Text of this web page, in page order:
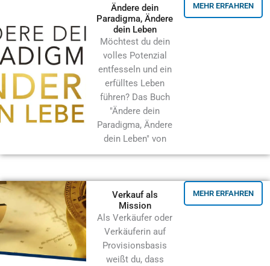
Ändere dein
Paradigma, Ändere
dein Leben
Möchtest du dein
volles Potenzial
entfesseln und ein
erfülltes Leben
führen? Das Buch
"Ändere dein
Paradigma, Ändere
dein Leben" von
MEHR ERFAHREN
Verkauf als
Mission
Als Verkäufer oder
Verkäuferin auf
Provisionsbasis
weißt du,dass
MEHR ERFAHREN